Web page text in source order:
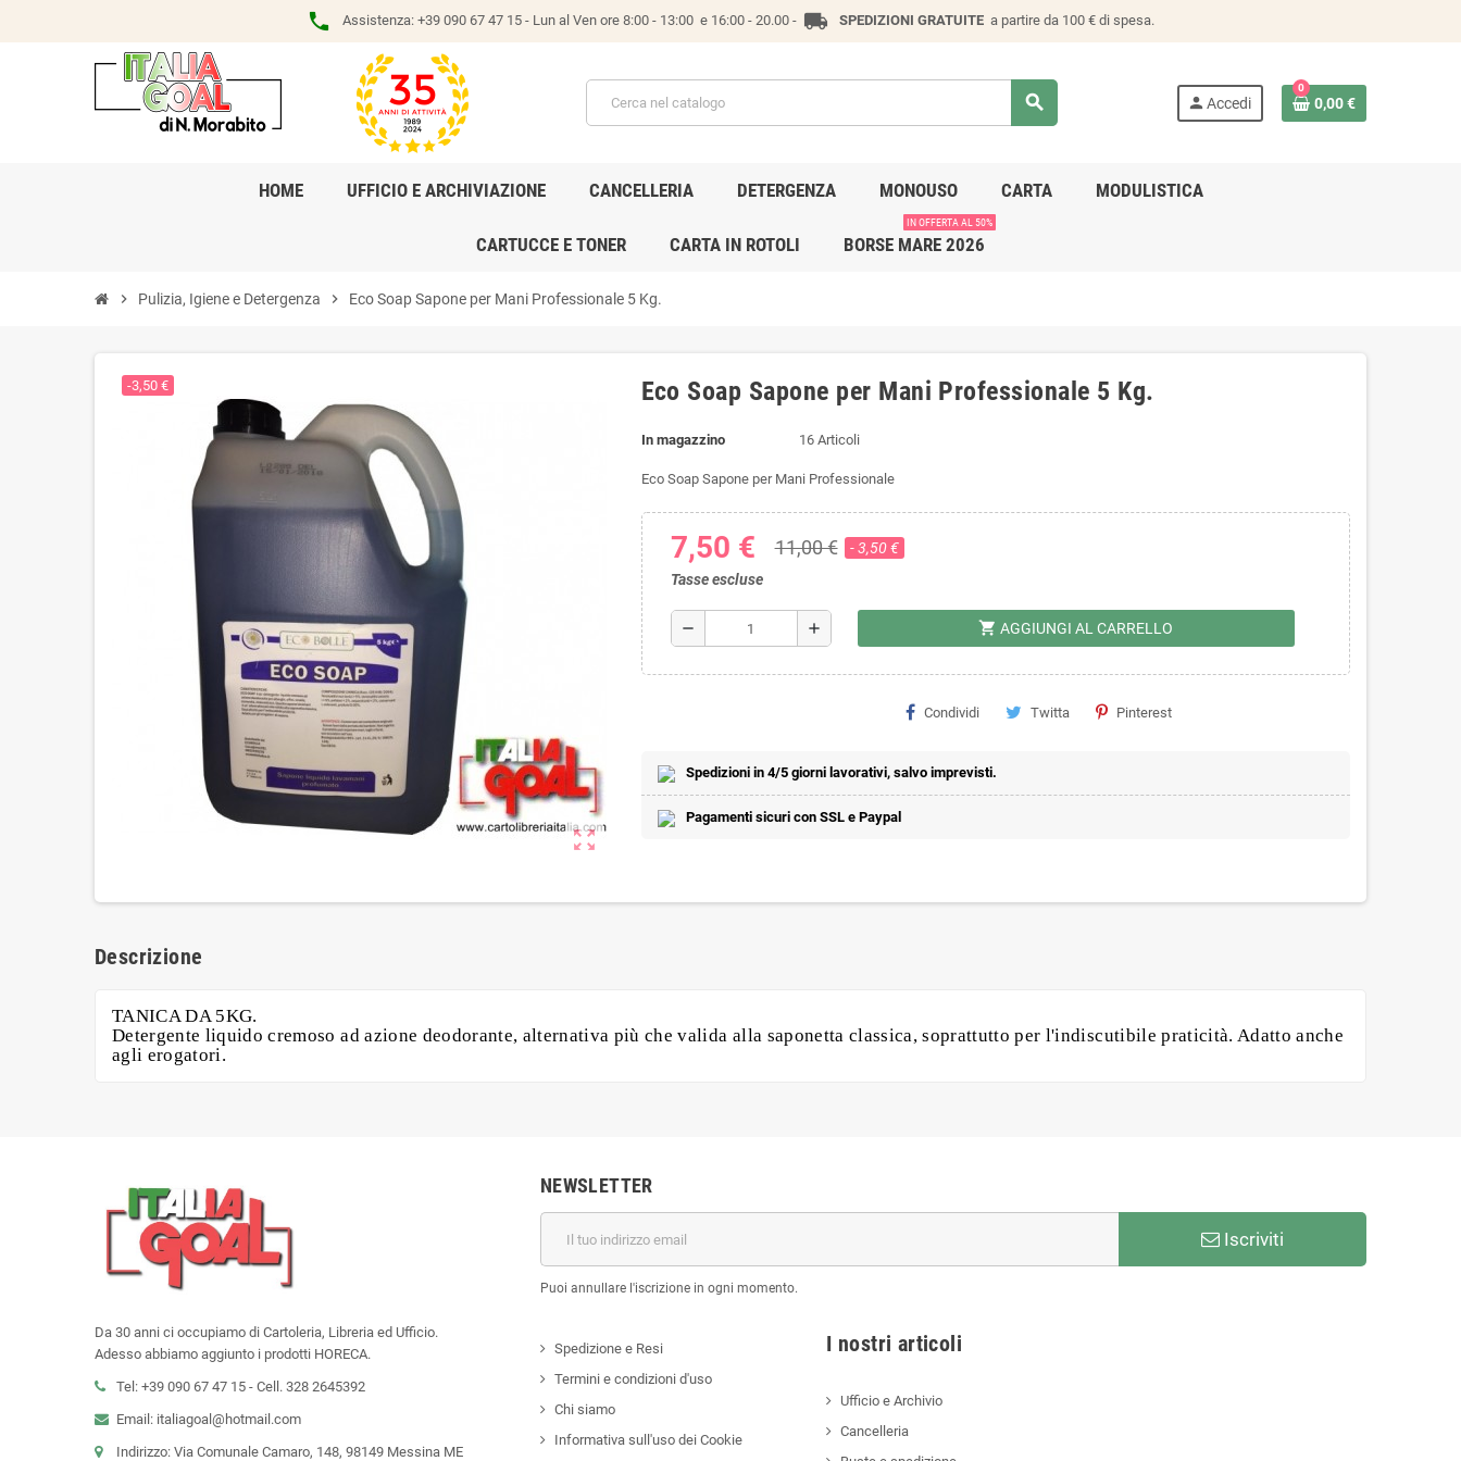
phone Assistenza: +39 090 67 47 15 - Lun al Ven ore 8:00 - 13:00 e 16:00 - 20.00 - local_shipping SPEDIZIONI GRATUITE a partire da 100 € di spesa.
search person Accedi
0
0,00 €
HOME UFFICIO E ARCHIVIAZIONE CANCELLERIA DETERGENZA MONOUSO CARTA MODULISTICA
CARTUCCE E TONER CARTA IN ROTOLI BORSE MARE 2026
IN OFFERTA AL 50%
chevron_right Pulizia, Igiene e Detergenza chevron_right Eco Soap Sapone per Mani Professionale 5 Kg.
zoom_out_map
-3,50 € Eco Soap Sapone per Mani Professionale 5 Kg.
In magazzino 16 Articoli
Eco Soap Sapone per Mani Professionale
7,50 € 11,00 €
- 3,50 €
Tasse escluse
remove add shopping_cart AGGIUNGI AL CARRELLO
Condividi Twitta Pinterest
Spedizioni in 4/5 giorni lavorativi, salvo imprevisti.
Pagamenti sicuri con SSL e Paypal
Descrizione
TANICA DA 5KG.
Detergente liquido cremoso ad azione deodorante, alternativa più che valida alla saponetta classica, soprattutto per l'indiscutibile praticità. Adatto anche
agli erogatori.
Da 30 anni ci occupiamo di Cartoleria, Libreria ed Ufficio.
Adesso abbiamo aggiunto i prodotti HORECA.
Tel: +39 090 67 47 15 - Cell. 328 2645392
Email: italiagoal@hotmail.com
Indirizzo: Via Comunale Camaro, 148, 98149 Messina ME
NEWSLETTER
Iscriviti
Puoi annullare l'iscrizione in ogni momento.
Spedizione e Resi
Termini e condizioni d'uso
Chi siamo
Informativa sull'uso dei Cookie
I nostri articoli
Ufficio e Archivio
Cancelleria